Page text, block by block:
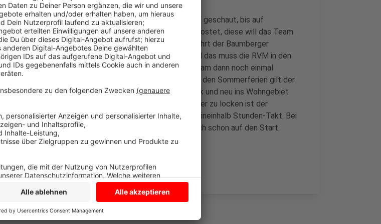
hat über den Entwurf der Regionalverkehr Münsterland geschaut, bis auf
ist alles okay. Die Pandemie hat viele Fahrgäste gekostet, diese will das Team
Ringlinie zurückgewinnen. Auf der neuen Strecke fährt der Baumberger
auch den Longinusturm an, aber nur auf Bestellung. Und das muss die RVM in den
noch einarbeiten. Mitte Juli setzt sich das Bürgerbus-Team dann noch einmal
um letzte Feinheiten abzuklären. Voraussichtlich nach den Sommerferien gilt der
Die neue Ringlinie führt von Nottuln über Havixbeck und neu ins Wohngebiet
Tilbeck, Schapdetten, Stevern und zurück. Um Ausflügler zu locken ist der
mit dabei. Der Bürgerbus fährt das ganze in einem eineinhalb Stunden-Takt. Bei
ist das bereits großes Gesprächsthema, sie freuen sich schon auf den Start.